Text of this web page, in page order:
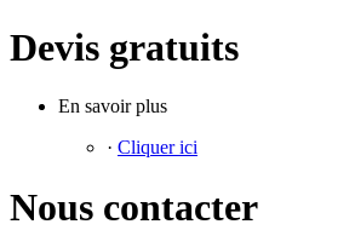
Devis gratuits
En savoir plus
· Cliquer ici
Nous contacter